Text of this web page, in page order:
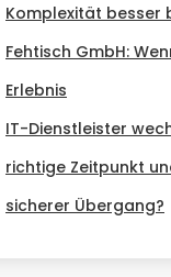
Komplexität besser
Fehtisch GmbH:
Erlebnis
IT-Dienstleister
richtige Zeitpunkt
sicherer Übergang?